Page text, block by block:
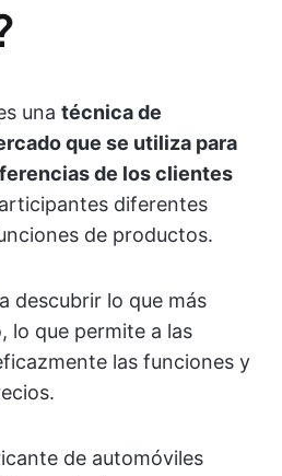
una técnica de
que se utiliza para
de los clientes
diferentes
de productos.
descubrir lo que más
lo que permite a las
las funciones y
de automóviles